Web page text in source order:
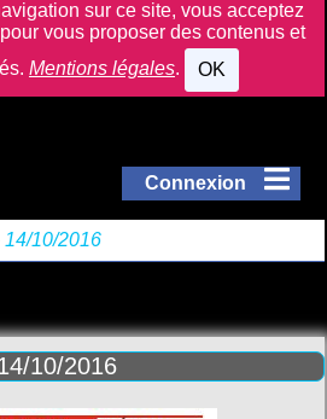
sur ce site, vous acceptez
vous proposer des contenus et
Mentions légales. OK
Connexion
14/10/2016
10/2016